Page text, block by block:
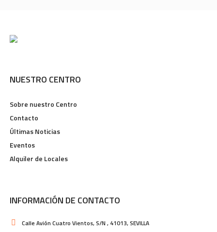
NUESTRO CENTRO
Sobre nuestro Centro
Contacto
Últimas Noticias
Eventos
Alquiler de Locales
INFORMACIÓN DE CONTACTO
Calle Avión Cuatro Vientos, S/N , 41013, SEVILLA